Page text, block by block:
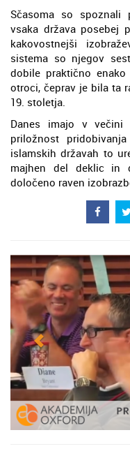
Sčasoma so spoznali
vsaka država posebej
kakovostnejši
sistema so njegov
dobile praktično
otroci, čeprav je bila ta
19. stoletja.
Danes imajo v večini
priložnost
islamskih državah to
majhen del deklic in
določeno raven